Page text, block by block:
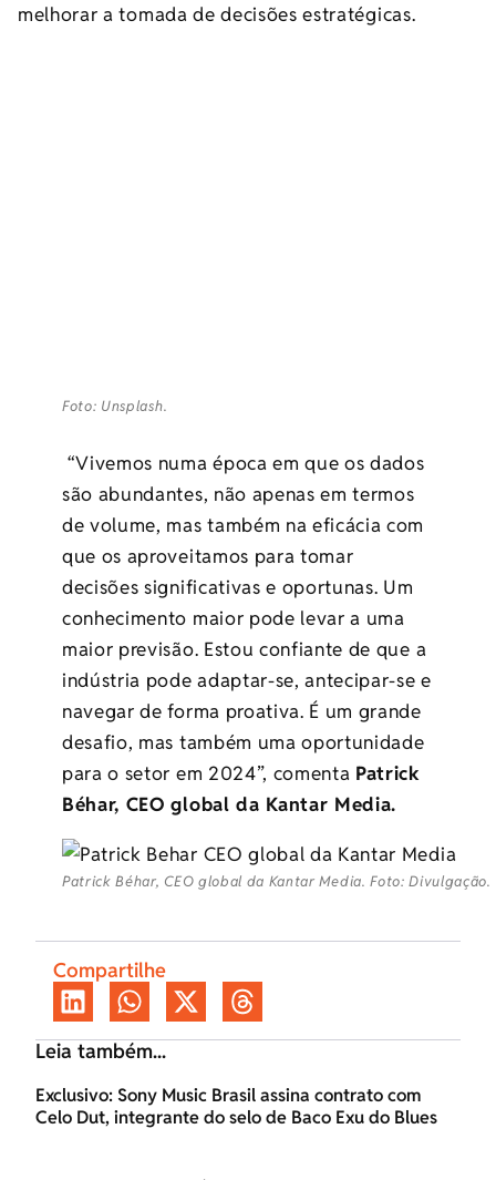
melhorar a tomada de decisões estratégicas.
Foto: Unsplash.
“Vivemos numa época em que os dados
são abundantes, não apenas em termos
de volume, mas também na eficácia com
que os aproveitamos para tomar
decisões significativas e oportunas. Um
conhecimento maior pode levar a uma
maior previsão. Estou confiante de que a
indústria pode adaptar-se, antecipar-se e
navegar de forma proativa. É um grande
desafio, mas também uma oportunidade
para o setor em 2024”, comenta Patrick
Béhar, CEO global da Kantar Media.
Patrick Béhar, CEO global da Kantar Media. Foto: Divulgação.
Compartilhe
Leia também...
Exclusivo: Sony Music Brasil assina contrato com
Celo Dut, integrante do selo de Baco Exu do Blues